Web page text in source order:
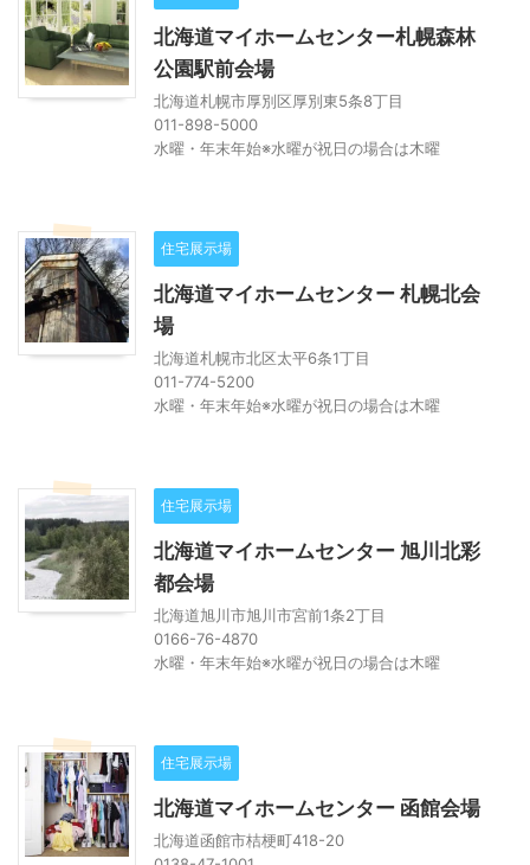
北海道マイホームセンター札幌森林
公園駅前会場
北海道札幌市厚別区厚別東5条8丁目
011-898-5000
水曜・年末年始※水曜が祝日の場合は木曜
住宅展示場
北海道マイホームセンター 札幌北会
場
北海道札幌市北区太平6条1丁目
011-774-5200
水曜・年末年始※水曜が祝日の場合は木曜
住宅展示場
北海道マイホームセンター 旭川北彩
都会場
北海道旭川市旭川市宮前1条2丁目
0166-76-4870
水曜・年末年始※水曜が祝日の場合は木曜
住宅展示場
北海道マイホームセンター 函館会場
北海道函館市桔梗町418-20